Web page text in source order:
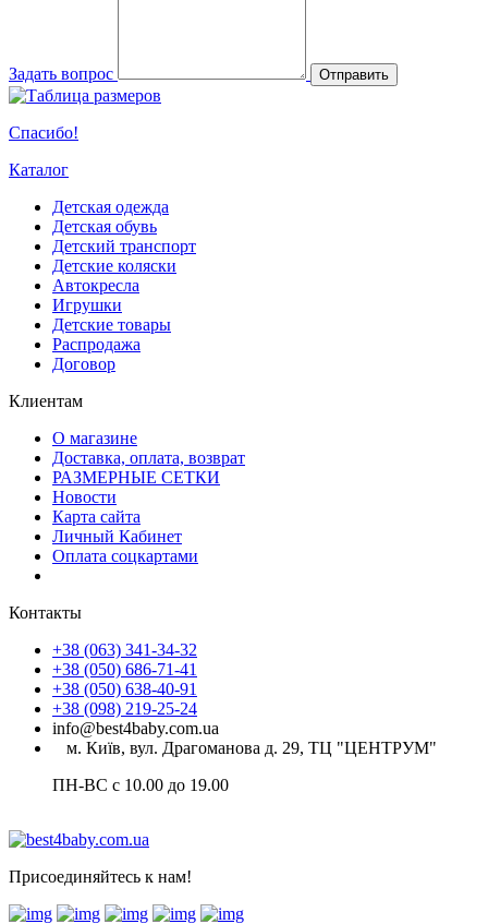
Задать вопрос Отправить
Спасибо!
Каталог
Детская одежда
Детская обувь
Детский транспорт
Детские коляски
Автокресла
Игрушки
Детские товары
Распродажа
Договор
Клиентам
О магазине
Доставка, оплата, возврат
РАЗМЕРНЫЕ СЕТКИ
Новости
Карта сайта
Личный Кабинет
Оплата соцкартами
Контакты
+38 (063) 341-34-32
+38 (050) 686-71-41
+38 (050) 638-40-91
+38 (098) 219-25-24
info@best4baby.com.ua
м. Київ, вул. Драгоманова д. 29, ТЦ "ЦЕНТРУМ"
ПН-ВС с 10.00 до 19.00
Присоединяйтесь к нам!